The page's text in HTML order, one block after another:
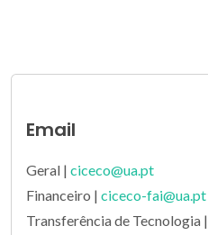
Email
Geral | ciceco@ua.pt
Financeiro | ciceco-fai@ua.pt
Transferência de Tecnologia |